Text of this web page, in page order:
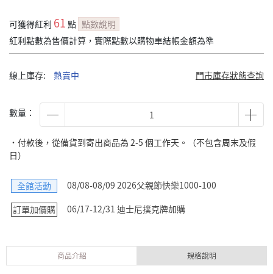
可獲得紅利 61 點 點數說明
紅利點數為售價計算，實際點數以購物車結帳金額為準
線上庫存: 熱賣中 門市庫存狀態查詢
數量：
˙付款後，從備貨到寄出商品為 2-5 個工作天。（不包含周末及假
日）
全館活動
08/08-08/09 2026父親節快樂1000-100
訂單加價購
06/17-12/31 迪士尼撲克牌加購
商品介紹 規格說明